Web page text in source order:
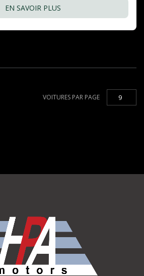
EN SAVOIR PLUS
VOITURES PAR PAGE 9